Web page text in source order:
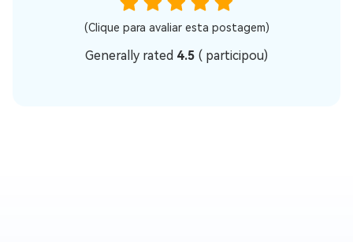
(Clique para avaliar esta postagem)
Generally rated 4.5 ( participou)